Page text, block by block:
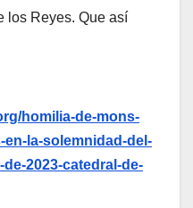
los Reyes. Que así
homilia-de-mons-
en-la-solemnidad-del-
2023-catedral-de-